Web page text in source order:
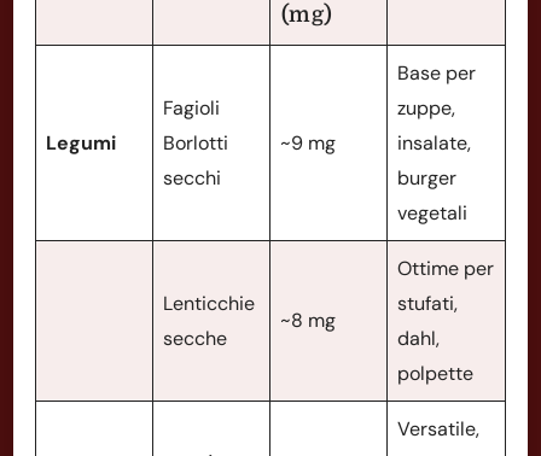
(mg)
Legumi
Fagioli
Borlotti
secchi
~9 mg
Base per
zuppe,
insalate,
burger
vegetali
Lenticchie
secche
~8 mg
Ottime per
stufati,
dahl,
polpette
Versatile,